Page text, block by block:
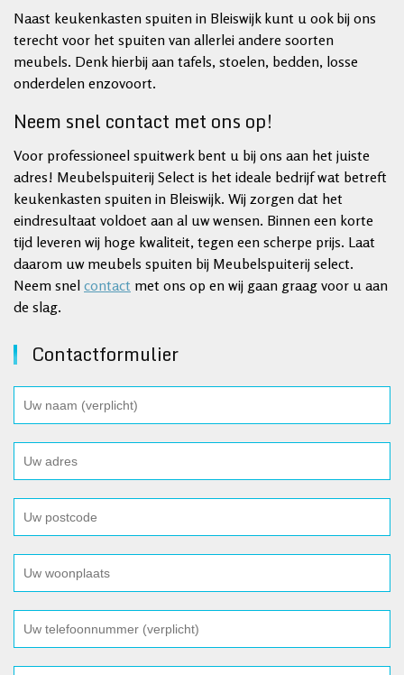
Naast keukenkasten spuiten in Bleiswijk kunt u ook bij ons
terecht voor het spuiten van allerlei andere soorten
meubels. Denk hierbij aan tafels, stoelen, bedden, losse
onderdelen enzovoort.
Neem snel contact met ons op!
Voor professioneel spuitwerk bent u bij ons aan het juiste
adres! Meubelspuiterij Select is het ideale bedrijf wat betreft
keukenkasten spuiten in Bleiswijk. Wij zorgen dat het
eindresultaat voldoet aan al uw wensen. Binnen een korte
tijd leveren wij hoge kwaliteit, tegen een scherpe prijs. Laat
daarom uw meubels spuiten bij Meubelspuiterij select.
Neem snel contact met ons op en wij gaan graag voor u aan
de slag.
Contactformulier